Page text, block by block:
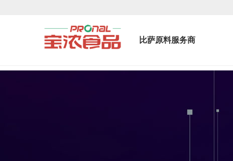
比萨原料服务商